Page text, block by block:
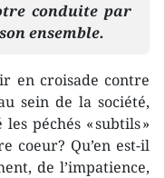
conduite par
ensemble.
en croisade contre
sein de la société,
péchés « subtils »
coeur? Qu’en est-il
de l’impatience,